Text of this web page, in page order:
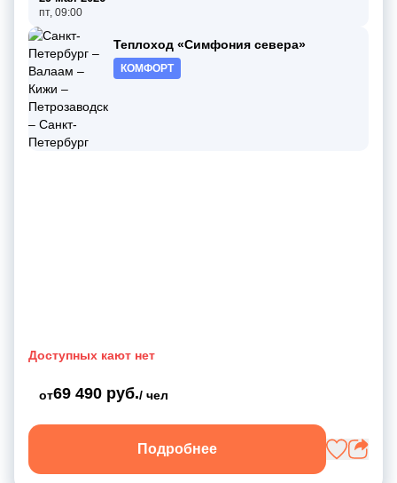
пт, 09:00
Теплоход «Симфония севера»
КОМФОРТ
Доступных кают нет
от69 490 руб./ чел
Подробнее